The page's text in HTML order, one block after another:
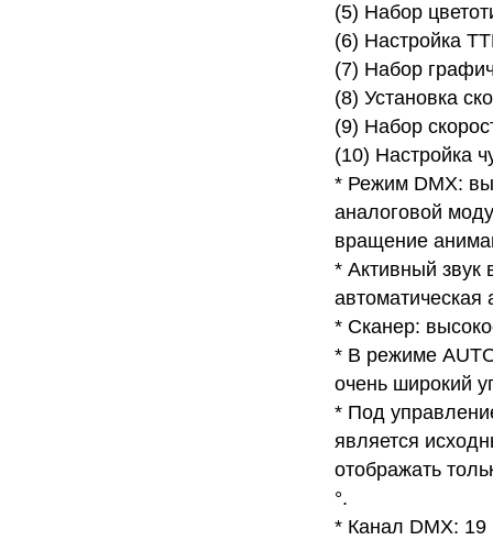
(5) Набор
(6) Настройка
(7) Набор
(8) Установка
(9) Набор
(10) Настройка
* Режим DMX:
аналоговой
вращение
* Активный звук
* Сканер:
* В режиме
очень широкий
* Под
является
отображать
°.
* Канал DMX: 19